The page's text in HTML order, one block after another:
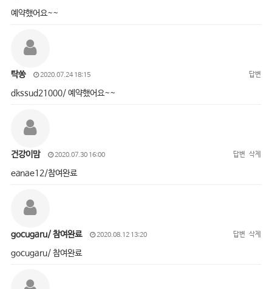
예약했어요~~
탁쏭 2020.07.24 18:15 답변
dkssud21000/ 예약했어요~~
건강이맘 2020.07.30 16:00 답변 삭제
eanae12/참여완료
gocugaru/ 참여완료 2020.08.12 13:20 답변 삭제
gocugaru/ 참여완료